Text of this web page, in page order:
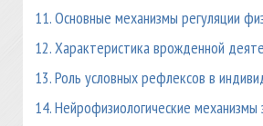
11. Основные механизмы регуляции
12. Характеристика врожденной
13. Роль условных рефлексов в
14. Нейрофизиологические